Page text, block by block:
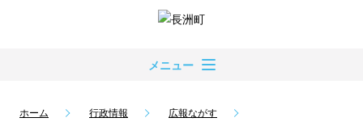
メニュー
ホーム 行政情報
広報ながす